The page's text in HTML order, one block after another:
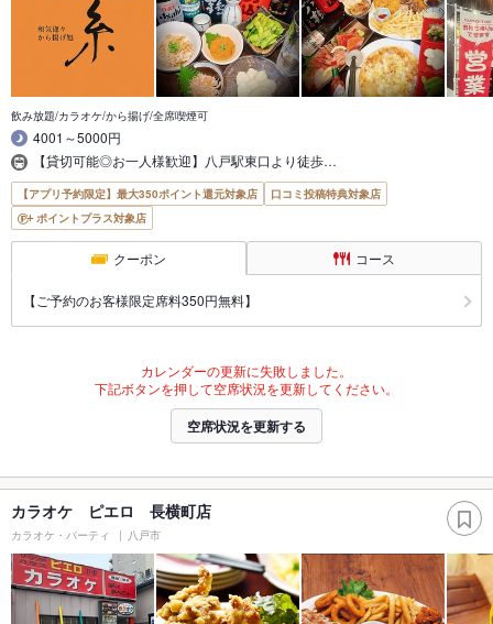
飲み放題/カラオケ/から揚げ/全席喫煙可
4001～5000円
【貸切可能◎お一人様歓迎】八戸駅東口より徒歩…
【アプリ予約限定】最大350ポイント還元対象店
口コミ投稿特典対象店
ポイントプラス対象店
クーポン コース
【ご予約のお客様限定席料350円無料】
カレンダーの更新に失敗しました。
下記ボタンを押して空席状況を更新してください。
空席状況を更新する
カラオケ ピエロ 長横町店
カラオケ・パーティ 八戸市